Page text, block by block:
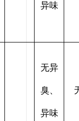
异味
无异
臭、
异味